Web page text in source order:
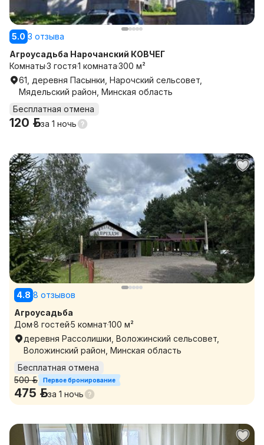
5.0 3 отзыва
Агроусадьба Нарочанский КОВЧЕГ
Комнаты3 гостя1 комната300 м²
61, деревня Пасынки, Нарочский сельсовет,
Мядельский район, Минская область
Бесплатная отмена
120 р.за 1 ночь
4.8 8 отзывов
Агроусадьба
Дом8 гостей5 комнат100 м²
деревня Рассолишки, Воложинский сельсовет,
Воложинский район, Минская область
Бесплатная отмена
500 р.
Первое бронирование
475 р.за 1 ночь